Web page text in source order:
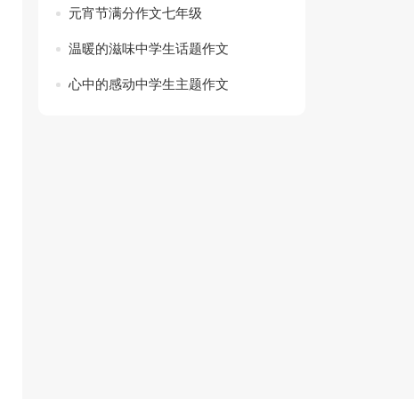
元宵节满分作文七年级
温暖的滋味中学生话题作文
心中的感动中学生主题作文